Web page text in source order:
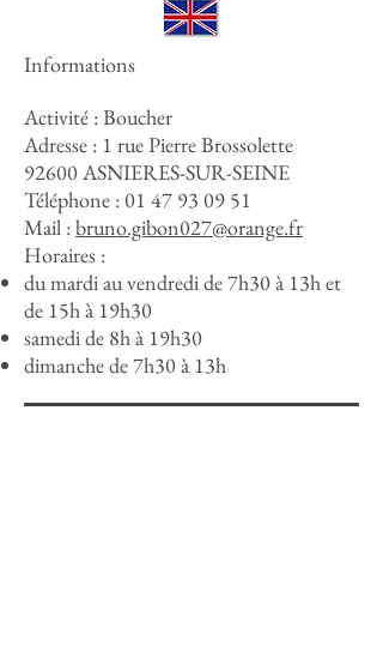
Informations
Activité : Boucher
Adresse : 1 rue Pierre Brossolette
92600 ASNIERES-SUR-SEINE
Téléphone :01 47 93 09 51
Mail :bruno.gibon027@orange.fr
Horaires :
du mardi au vendredi de 7h30 à 13h et
de 15h à 19h30
samedi de 8h à 19h30
dimanche de 7h30 à 13h